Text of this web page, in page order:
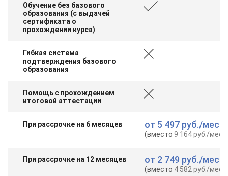
Обучение без базового
образования (с выдачей
сертификата о
прохождении курса)
Гибкая система
подтверждения базового
образования
Помощь с прохождением
итоговой аттестации
При рассрочке на 6 месяцев от 5 497 руб./мес.
(вместо9 164 руб./мес.
При рассрочке на 12 месяцев от 2 749 руб./мес.
(вместо4 582 руб./мес.